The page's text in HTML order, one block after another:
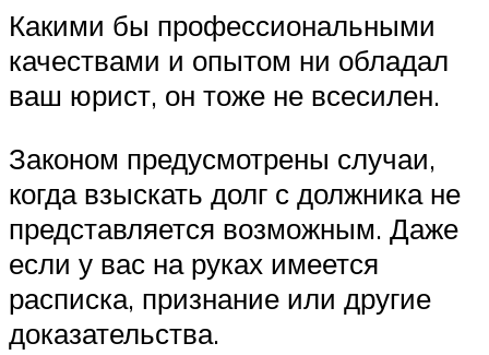
Какими бы профессиональными
качествами и опытом ни обладал
ваш юрист, он тоже не всесилен.
Законом предусмотрены случаи,
когда взыскать долг с должника не
представляется возможным. Даже
если у вас на руках имеется
расписка, признание или другие
доказательства.